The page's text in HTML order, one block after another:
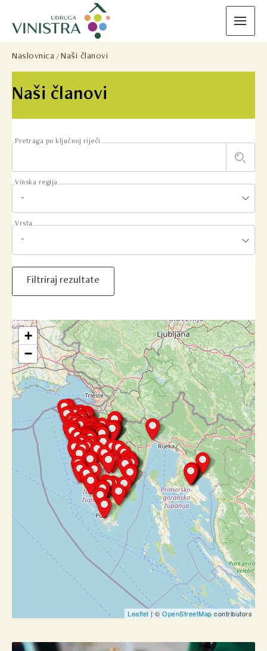
Naši članovi
Naslovnica Naši članovi
Pretraga po ključnoj riječi
Vinska regija
Vrsta
Filtriraj rezultate
+
−
Leaflet | © OpenStreetMap contributors